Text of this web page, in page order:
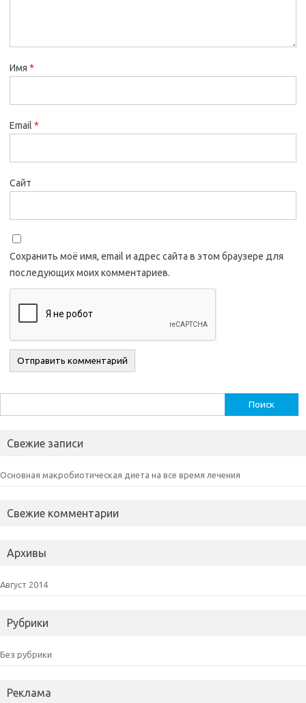
Имя *
Email *
Сайт
Сохранить моё имя, email и адрес сайта в этом браузере для
последующих моих комментариев.
Свежие записи
Основная макробиотическая диета на все время лечения
Свежие комментарии
Архивы
Август 2014
Рубрики
Без рубрики
Реклама